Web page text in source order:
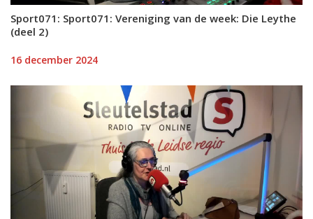
Sport071: Sport071: Vereniging van de week: Die Leythe
(deel 2)
16 december 2024